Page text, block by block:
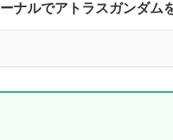
ナルでアトラスガンダム